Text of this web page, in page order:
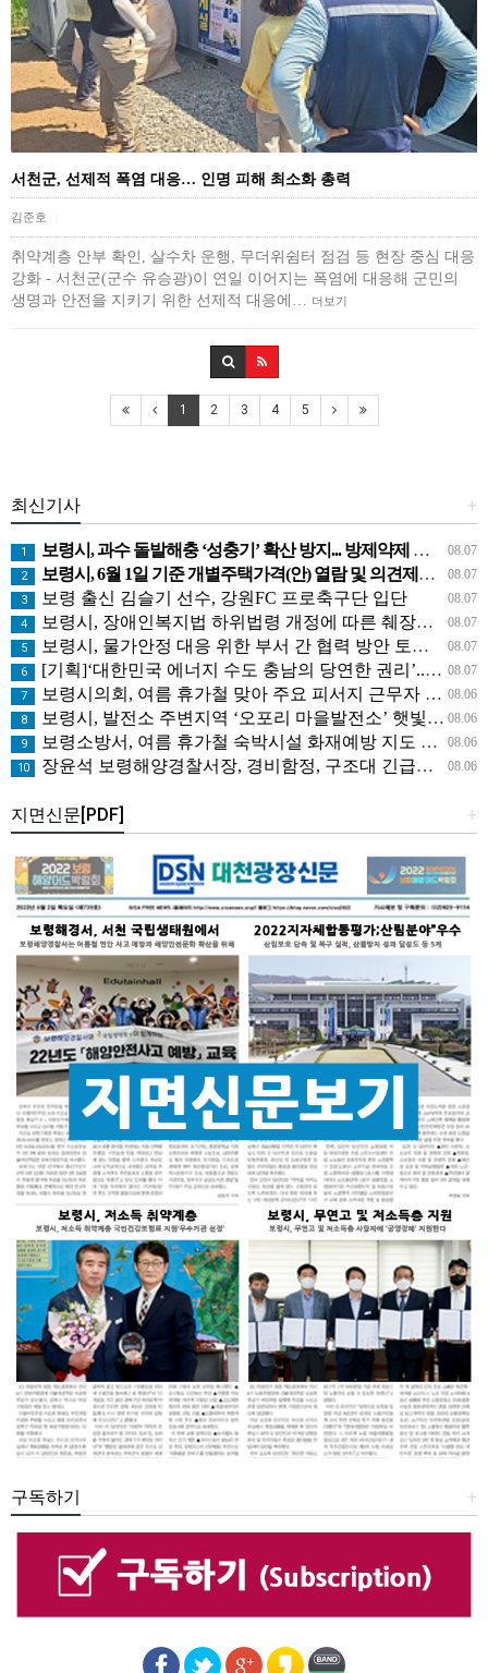
서천군, 선제적 폭염 대응… 인명 피해 최소화 총력
김준호
취약계층 안부 확인, 살수차 운행, 무더위쉼터 점검 등 현장 중심 대응
강화 - 서천군(군수 유승광)이 연일 이어지는 폭염에 대응해 군민의
생명과 안전을 지키기 위한 선제적 대응에…
더보기
1 2 3 4 5
+
최신기사
08.07
1 보령시, 과수 돌발해충 ‘성충기’ 확산 방지... 방제약제 배부
08.07
2 보령시, 6월 1일 기준 개별주택가격(안) 열람 및 의견제출 접수
08.07
3 보령 출신 김슬기 선수, 강원FC 프로축구단 입단
08.07
4 보령시, 장애인복지법 하위법령 개정에 따른 췌장장애 신설 및 내부장애 기준 개정 안내
08.07
5 보령시, 물가안정 대응 위한 부서 간 협력 방안 토론회 개최
08.07
6 [기획]‘대한민국 에너지 수도 충남의 당연한 권리’...발전공기업 통합 본사 유치 결의 나선 보령시 시민사회
08.06
7 보령시의회, 여름 휴가철 맞아 주요 피서지 근무자 격려
08.06
8 보령시, 발전소 주변지역 ‘오포리 마을발전소’ 햇빛연금 시범모델 선보인다!
08.06
9 보령소방서, 여름 휴가철 숙박시설 화재예방 지도 나서
08.06
10 장윤석 보령해양경찰서장, 경비함정, 구조대 긴급대응태세 지휘관 현장점검
+
지면신문[PDF]
+
구독하기